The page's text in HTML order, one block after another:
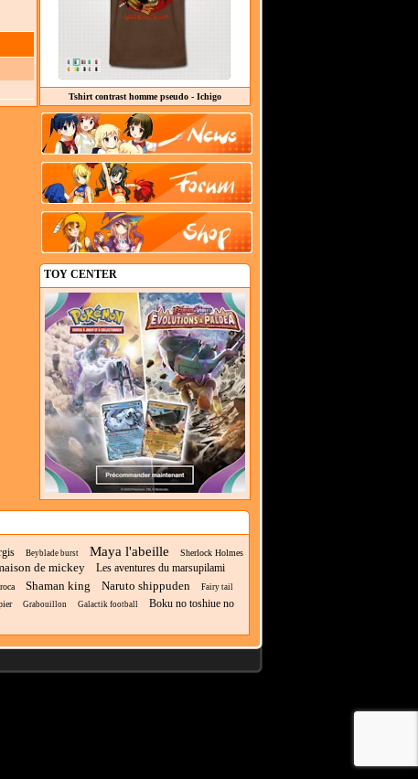
Tshirt contrast homme pseudo - Ichigo
TOY CENTER
Beyblade burst Maya l'abeille Sherlock Holmes
de mickey Les aventures du marsupilami
Shaman king Naruto shippuden
Fairy tail
Grabouillon Galactik football
Boku no toshiue no